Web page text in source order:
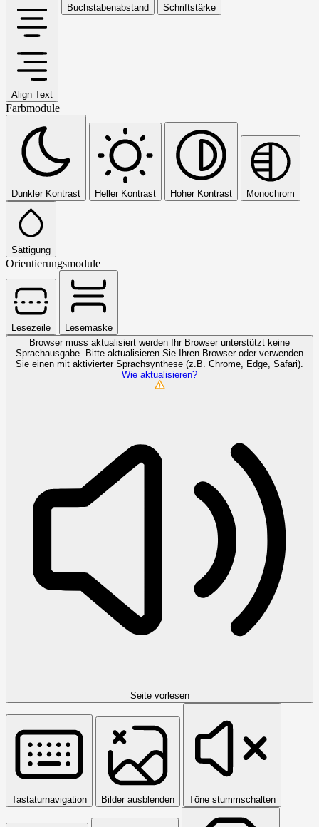
Align Text
Buchstabenabstand Schriftstärke
Farbmodule
Dunkler Kontrast Heller Kontrast Hoher Kontrast Monochrom
Sättigung
Orientierungsmodule
Lesezeile
Lesemaske
Browser muss aktualisiert werden
Ihr Browser unterstützt keine
Sprachausgabe. Bitte aktualisieren Sie Ihren Browser oder verwenden
Sie einen mit aktivierter Sprachsynthese (z.B. Chrome, Edge, Safari).
Wie aktualisieren?
Seite vorlesen
Tastaturnavigation Bilder ausblenden Töne stummschalten